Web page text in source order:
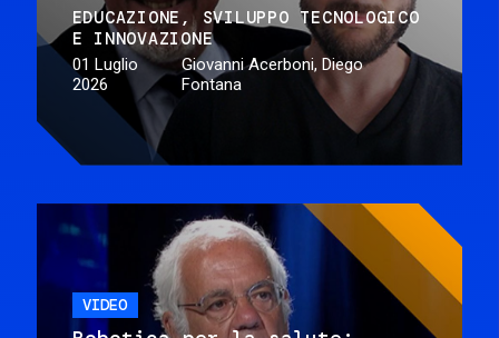
EDUCAZIONE
SVILUPPO TECNOLOGICO
E INNOVAZIONE
01 Luglio
2026
Giovanni Acerboni, Diego
Fontana
VIDEO